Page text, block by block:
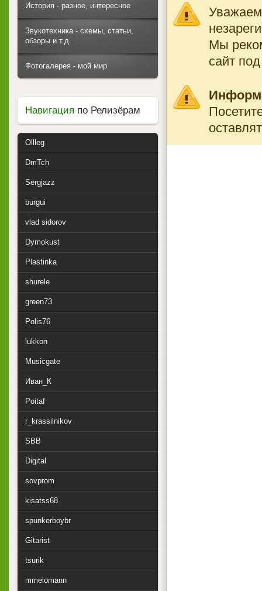
Мы
сайт
История - разное, интересное
Звукотехника - схемы, статьи,
обзоры и т.д.
Фотогалерея - мой мир
Навигация по Релизёрам
Ollleg
DmTch
Sergjazz
burgui
vlad sidorov
Dymokust
Plastinka
shurele
green73
Polis76
lukkon
Musicgate
Иван_К
Poitaf
r_krassilnikov
SBB
Digital
sovprom
kisatss68
spunkerboybr
Gitarist
tsurik
mmelomann